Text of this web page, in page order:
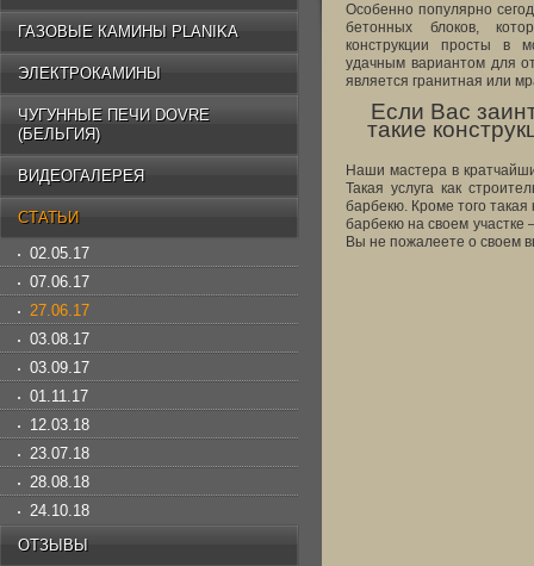
ГАЗОВЫЕ КАМИНЫ PLANIKA
ЭЛЕКТРОКАМИНЫ
ЧУГУННЫЕ ПЕЧИ DOVRE
(БЕЛЬГИЯ)
ВИДЕОГАЛЕРЕЯ
СТАТЬИ
02.05.17
07.06.17
27.06.17
03.08.17
03.09.17
01.11.17
12.03.18
23.07.18
28.08.18
24.10.18
ОТЗЫВЫ
Особенно популярно
бетонных блоков,
конструкции просты в
удачным вариантом для
является гранитная или
Если Вас
такие
Наши мастера в
Такая услуга как
барбекю. Кроме того
барбекю на своем участке
Вы не пожалеете о своем